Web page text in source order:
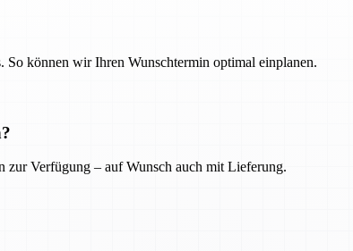
können wir Ihren Wunschtermin optimal einplanen.
zur Verfügung – auf Wunsch auch mit Lieferung.